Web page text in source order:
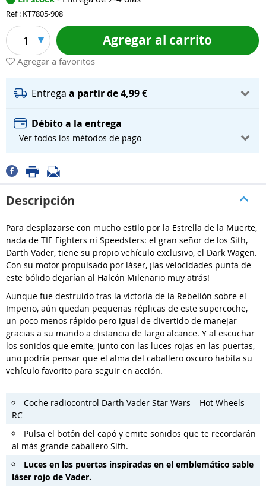
Ref : KT7805-908
1 Agregar al carrito
Agregar a favoritos
Entrega a partir de 4,99 €
Débito a la entrega
- Ver todos los métodos de pago
Descripción
Para desplazarse con mucho estilo por la Estrella de la Muerte,
nada de TIE Fighters ni Speedsters: el gran señor de los Sith,
Darth Vader, tiene su propio vehículo exclusivo, el Dark Wagen.
Con su motor propulsado por láser, ¡las velocidades punta de
este bólido dejarían al Halcón Milenario muy atrás!
Aunque fue destruido tras la victoria de la Rebelión sobre el
Imperio, aún quedan pequeñas réplicas de este supercoche,
un poco menos rápido pero igual de divertido de manejar
gracias a su mando a distancia de largo alcance. Y al escuchar
los sonidos que emite, junto con las luces rojas en las puertas,
uno podría pensar que el alma del caballero oscuro habita su
vehículo favorito para seguir en acción.
Coche radiocontrol Darth Vader Star Wars – Hot Wheels
RC
Pulsa el botón del capó y emite sonidos que te recordarán
al más grande caballero Sith.
Luces en las puertas inspiradas en el emblemático sable
láser rojo de Vader.